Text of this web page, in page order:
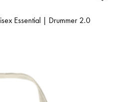
Essential | Drummer 2.0